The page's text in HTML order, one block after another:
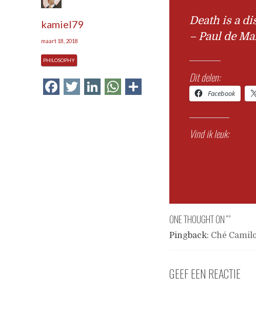
kamiel79
maart 18, 2018
PHILOSOPHY
Facebook
Twitter
LinkedInWhatsApp
Death is a
– Paul de
Dit delen:
Facebook
Vind ik leuk:
ONE THOUGHT ON “”
Pingback: Ché
GEEF EEN REACTIE